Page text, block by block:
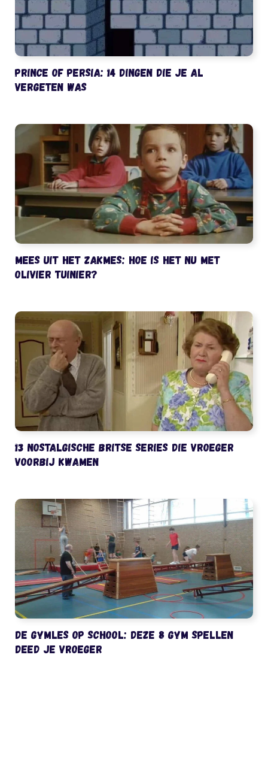
Prince of Persia: 14 dingen die je al
vergeten was
Mees uit het Zakmes: hoe is het nu met
Olivier Tuinier?
13 nostalgische Britse series die vroeger
voorbij kwamen
De gymles op school: deze 8 gym spellen
deed je vroeger